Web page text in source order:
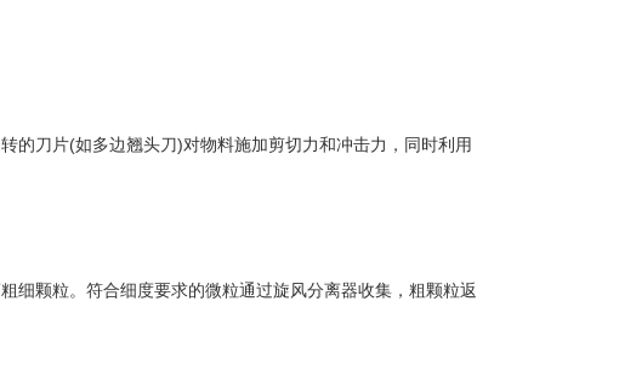
刀片(如多边翘头刀)对物料施加剪切力和冲击力，同时利用
颗粒。符合细度要求的微粒通过旋风分离器收集，粗颗粒返